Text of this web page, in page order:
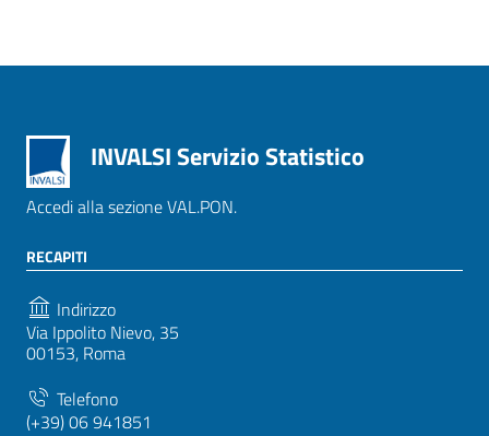
INVALSI Servizio Statistico
Accedi alla sezione VAL.PON.
RECAPITI
Indirizzo
Via Ippolito Nievo, 35
00153, Roma
Telefono
(+39) 06 941851